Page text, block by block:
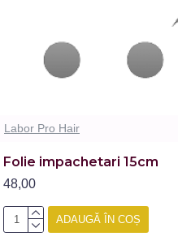
Labor Pro Hair
Folie impachetari 15cm
48,00
ADAUGĂ ÎN COȘ